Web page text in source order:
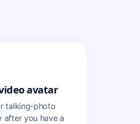
avatar
talking-photo
after you have a